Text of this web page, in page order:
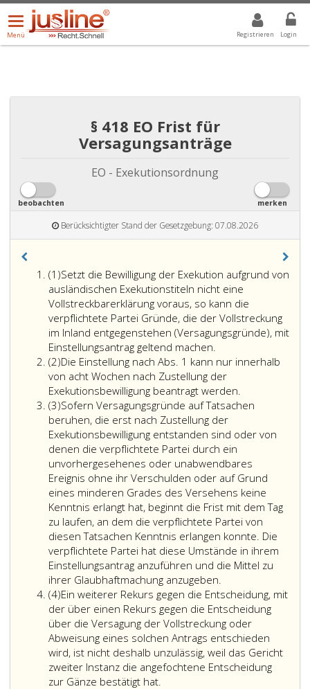
Registrieren Login
Menü
öffnen/schließen
Menü
ALLE DROPDOWN: GEWÄHLTER WERT IST ALLE
§ 418 EO Frist für
Versagungsanträge
EO - Exekutionsordnung
beobachten merken
Berücksichtigter Stand der Gesetzgebung: 07.08.2026
(1)Absatz
eins
Setzt die Bewilligung der Exekution aufgrund von
ausländischen Exekutionstiteln nicht eine
Vollstreckbarerklärung voraus, so kann die
verpflichtete Partei Gründe, die der Vollstreckung
im Inland entgegenstehen (Versagungsgründe), mit
Einstellungsantrag geltend machen.
(2)Absatz
2
Die Einstellung nach Abs. 1 kann nur innerhalb
von acht Wochen nach Zustellung der
Exekutionsbewilligung beantragt werden.
Einstellung
Absatz
kann
nur
innerhalb
von
acht
Wochen
nach
Zustellung
beantragt
werden.
(3)Absatz
3
Sofern Versagungsgründe auf Tatsachen
beruhen, die erst nach Zustellung der
Exekutionsbewilligung entstanden sind oder von
denen die verpflichtete Partei durch ein
unvorhergesehenes oder unabwendbares
Ereignis ohne ihr Verschulden oder auf Grund
eines minderen Grades des Versehens keine
Kenntnis erlangt hat, beginnt die Frist mit dem Tag
zu laufen, an dem die verpflichtete Partei von
diesen Tatsachen Kenntnis erlangen konnte. Die
verpflichtete Partei hat diese Umstände in ihrem
Einstellungsantrag anzuführen und die Mittel zu
ihrer Glaubhaftmachung anzugeben.
(4)Absatz
4
Ein weiterer Rekurs gegen die Entscheidung, mit
der über einen Rekurs gegen die Entscheidung
über die Versagung der Vollstreckung oder
Abweisung eines solchen Antrags entschieden
wird, ist nicht deshalb unzulässig, weil das Gericht
zweiter Instanz die angefochtene Entscheidung
zur Gänze bestätigt hat.